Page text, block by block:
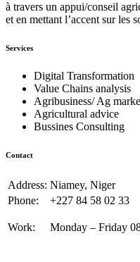
à travers un appui/conseil
et en mettant l’accent sur les
Services
Digital Transformation
Value Chains analysis
Agribusiness/ Ag
Agricultural advice
Bussines Consulting
Contact
Address: Niamey, Niger
Phone:
+227 84 58 02 33
Work: Monday – Friday